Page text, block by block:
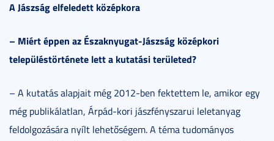
A Jászság elfeledett középkora
– Miért éppen az Északnyugat-Jászság középkori
településtörténete lett a kutatási területed?
– A kutatás alapjait még 2012-ben fektettem le, amikor egy
még publikálatlan, Árpád-kori jászfényszarui leletanyag
feldolgozására nyílt lehetőségem. A téma tudományos